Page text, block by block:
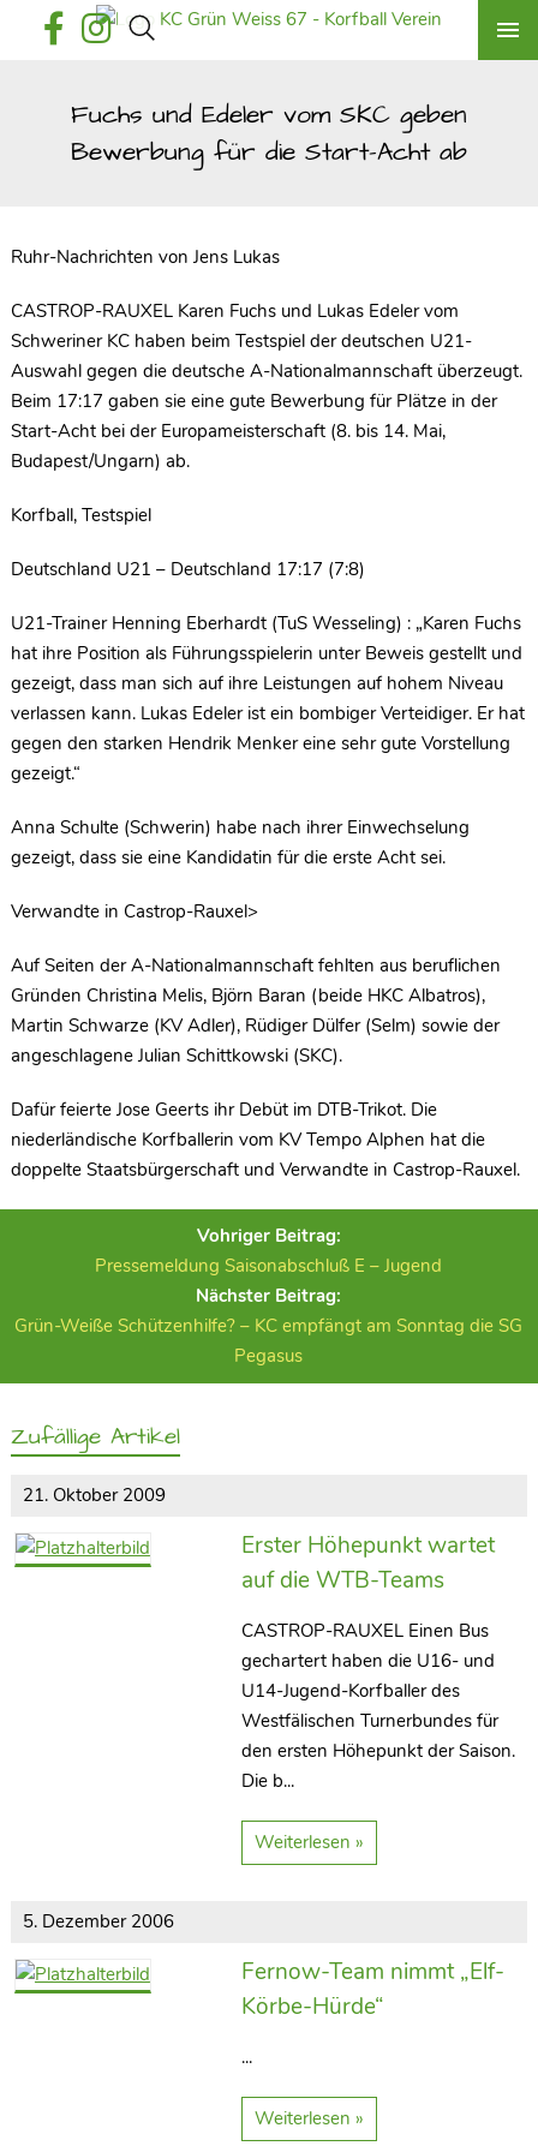
Fuchs und Edeler vom SKC geben
Bewerbung für die Start-Acht ab
Ruhr-Nachrichten von Jens Lukas
CASTROP-RAUXEL Karen Fuchs und Lukas Edeler vom
Schweriner KC haben beim Testspiel der deutschen U21-
Auswahl gegen die deutsche A-Nationalmannschaft überzeugt.
Beim 17:17 gaben sie eine gute Bewerbung für Plätze in der
Start-Acht bei der Europameisterschaft (8. bis 14. Mai,
Budapest/Ungarn) ab.
Korfball, Testspiel
Deutschland U21 – Deutschland 17:17 (7:8)
U21-Trainer Henning Eberhardt (TuS Wesseling) : „Karen Fuchs
hat ihre Position als Führungsspielerin unter Beweis gestellt und
gezeigt, dass man sich auf ihre Leistungen auf hohem Niveau
verlassen kann. Lukas Edeler ist ein bombiger Verteidiger. Er hat
gegen den starken Hendrik Menker eine sehr gute Vorstellung
gezeigt.“
Anna Schulte (Schwerin) habe nach ihrer Einwechselung
gezeigt, dass sie eine Kandidatin für die erste Acht sei.
Verwandte in Castrop-Rauxel>
Auf Seiten der A-Nationalmannschaft fehlten aus beruflichen
Gründen Christina Melis, Björn Baran (beide HKC Albatros),
Martin Schwarze (KV Adler), Rüdiger Dülfer (Selm) sowie der
angeschlagene Julian Schittkowski (SKC).
Dafür feierte Jose Geerts ihr Debüt im DTB-Trikot. Die
niederländische Korfballerin vom KV Tempo Alphen hat die
doppelte Staatsbürgerschaft und Verwandte in Castrop-Rauxel.
Vohriger Beitrag:
Pressemeldung Saisonabschluß E – Jugend
Nächster Beitrag:
Grün-Weiße Schützenhilfe? – KC empfängt am Sonntag die SG
Pegasus
Zufällige Artikel
21. Oktober 2009
Erster Höhepunkt wartet
auf die WTB-Teams
CASTROP-RAUXEL Einen Bus
gechartert haben die U16- und
U14-Jugend-Korfballer des
Westfälischen Turnerbundes für
den ersten Höhepunkt der Saison.
Die b...
Weiterlesen »
5. Dezember 2006
Fernow-Team nimmt „Elf-
Körbe-Hürde“
...
Weiterlesen »
Kontakt
Postfach 30 08 41 | 44560 Castrop-Rauxel
korfball(at)kcgruen-weiss.de